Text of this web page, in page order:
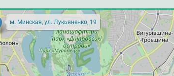
м. Минская, ул. Лукьяненко, 19